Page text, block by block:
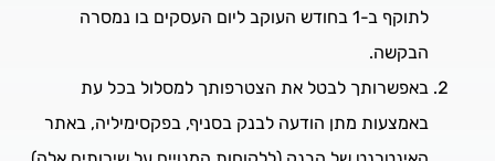
לתוקף ב-1 בחודש העוקב ליום העסקים בו נמסרה
הבקשה.
באפשרותך לבטל את הצטרפותך למסלול בכל עת
באמצעות מתן הודעה לבנק בסניף, בפקסימיליה, באתר